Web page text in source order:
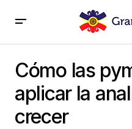
crecer
Cómo las
aplicar la
crecer